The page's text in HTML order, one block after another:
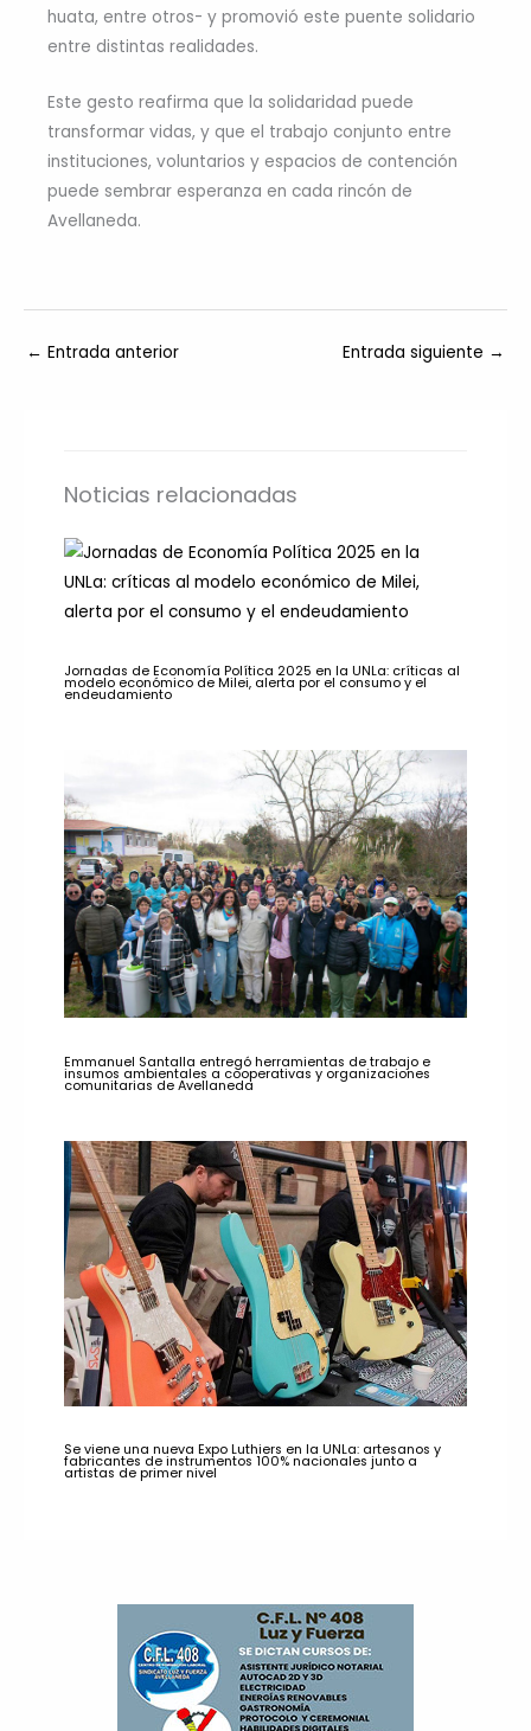
huata, entre otros- y promovió este puente solidario
entre distintas realidades.
Este gesto reafirma que la solidaridad puede
transformar vidas, y que el trabajo conjunto entre
instituciones, voluntarios y espacios de contención
puede sembrar esperanza en cada rincón de
Avellaneda.
← Entrada anterior Entrada siguiente →
Noticias relacionadas
Jornadas de Economía Política 2025 en la UNLa: críticas al
modelo económico de Milei, alerta por el consumo y el
endeudamiento
Emmanuel Santalla entregó herramientas de trabajo e
insumos ambientales a cooperativas y organizaciones
comunitarias de Avellaneda
Se viene una nueva Expo Luthiers en la UNLa: artesanos y
fabricantes de instrumentos 100% nacionales junto a
artistas de primer nivel